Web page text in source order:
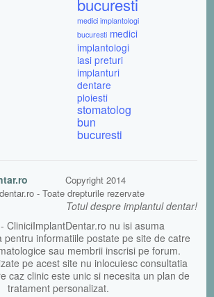
medici implantologi
bucuresti medici
implantologi
iasi preturi
implanturi
dentare
ploiesti
stomatolog
bun
bucuresti
Copyright 2014
- Toate drepturile rezervate
Totul despre implantul dentar!
CliniciImplantDentar.ro nu isi asuma
pentru informatiile postate pe site de catre
sau membrii inscrisi pe forum.
pe acest site nu inlocuiesc consultatia
caz clinic este unic si necesita un plan de
tratament personalizat.